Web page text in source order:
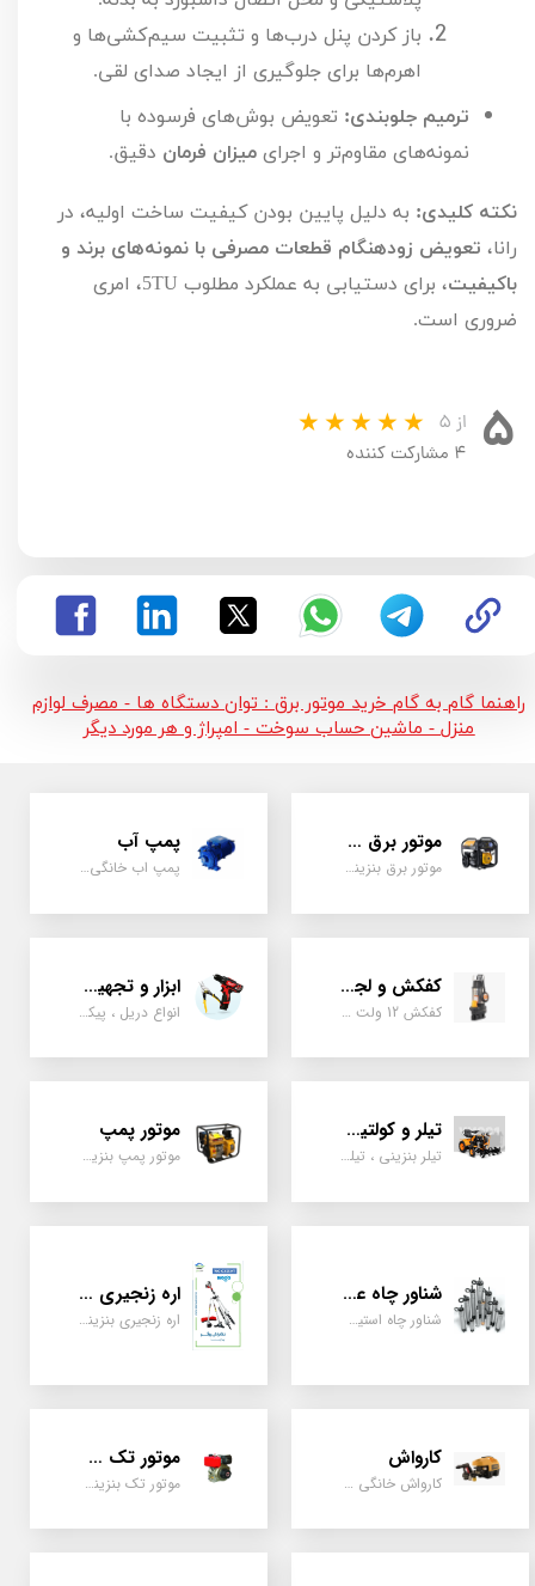
باز کردن پنل درب‌ها و تثبیت سیم‌کشی‌ها و
اهرم‌ها برای جلوگیری از ایجاد صدای لقی.
ترمیم جلوبندی: تعویض بوش‌های فرسوده با
نمونه‌های مقاوم‌تر و اجرای میزان فرمان دقیق.
نکته کلیدی: به دلیل پایین بودن کیفیت ساخت اولیه، در
رانا، تعویض زودهنگام قطعات مصرفی با نمونه‌های برند و
باکیفیت، برای دستیابی به عملکرد مطلوب TU
5، امری
ضروری است.
۵ از ۵
۴ مشارکت کننده
راهنما گام به گام خرید موتور برق : توان دستگاه ها - مصرف لوازم
منزل - ماشین حساب سوخت - امپراژ و هر مورد دیگر
موتور برق و ژنراتور
موتور برق بنزینی، دیزلی ، گازی ، سه گانه سوز
پمپ آب
پمپ اب خانگی، بشقابی ، جتی ، دو پروانه کشاورزی
کفکش و لجن کش
کفکش 12 ولت ، 220 ولت ، یک اینچ به بالا لجن کش کاتردار، لجن کش چدنی
ابزار و تجهیزات
انواع دریل ، پیکور، ابزارالات، سیل مکانیکی، قطعات پمپ
تیلر و کولتیواتور
تیلر بنزینی ، تیلر دیزل، تیلر چهار چرخ، تیلر مزرعه و کشاورزی
موتور پمپ
موتور پمپ بنزینی، دیزلی، نفتی ، یک اینچ به بالا
شناور چاه عمیق
شناور چاه استیل ، تک فاز و سه فاز، یک اینچ به بالا
اره زنجیری / علفتراش
اره زنجیری بنزینی ، علفتراش دو زمانه و چهار زمانه ، دوشی و پشتی
کارواش
کارواش خانگی و صنعتی و نیمه صنعتی
موتور تک سیلندر
موتور تک بنزینی ، دیزلی، کارتینگی ، تیلری